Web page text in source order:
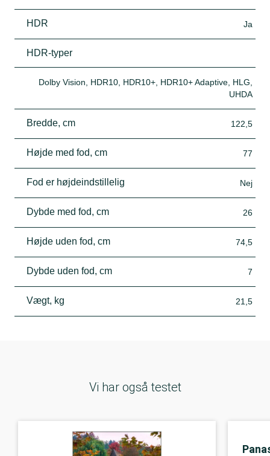
HDR Ja
HDR-typer
Dolby Vision, HDR10, HDR10+, HDR10+ Adaptive, HLG,
UHDA
Bredde, cm 122,5
Højde med fod, cm 77
Fod er højdeindstillelig Nej
Dybde med fod, cm 26
Højde uden fod, cm 74,5
Dybde uden fod, cm 7
Vægt, kg 21,5
Vi har også testet